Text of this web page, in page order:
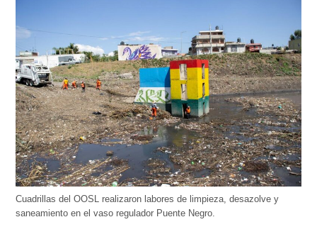
Cuadrillas del OOSL realizaron labores de limpieza, desazolve y
saneamiento en el vaso regulador Puente Negro.